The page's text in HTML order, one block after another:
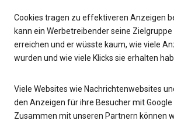
Cookies tragen zu effektiveren Anzeigen
kann ein Werbetreibender seine
erreichen und er wüsste kaum, wie viele
wurden und wie viele Klicks sie erhalten
Viele Websites wie Nachrichtenwebsites
den Anzeigen für ihre Besucher mit
Zusammen mit unseren Partnern können